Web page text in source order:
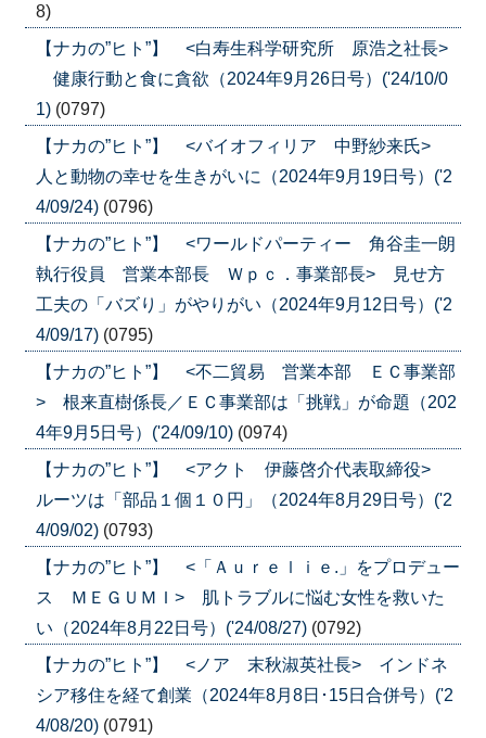
8)
【ナカの”ヒト”】 <白寿生科学研究所 原浩之社長>
健康行動と食に貪欲（2024年9月26日号）('24/10/0
1) (0797)
【ナカの”ヒト”】 <バイオフィリア 中野紗来氏>
人と動物の幸せを生きがいに（2024年9月19日号）('2
4/09/24) (0796)
【ナカの”ヒト”】 <ワールドパーティー 角谷圭一朗
執行役員 営業本部長 Ｗｐｃ．事業部長> 見せ方
工夫の「バズり」がやりがい（2024年9月12日号）('2
4/09/17) (0795)
【ナカの”ヒト”】 <不二貿易 営業本部 ＥＣ事業部
> 根来直樹係長／ＥＣ事業部は「挑戦」が命題（202
4年9月5日号）('24/09/10) (0974)
【ナカの”ヒト”】 <アクト 伊藤啓介代表取締役>
ルーツは「部品１個１０円」（2024年8月29日号）('2
4/09/02) (0793)
【ナカの”ヒト”】 <「Ａｕｒｅｌｉｅ.」をプロデュー
ス ＭＥＧＵＭＩ> 肌トラブルに悩む女性を救いた
い（2024年8月22日号）('24/08/27) (0792)
【ナカの”ヒト”】 <ノア 末秋淑英社長> インドネ
シア移住を経て創業（2024年8月8日･15日合併号）('2
4/08/20) (0791)